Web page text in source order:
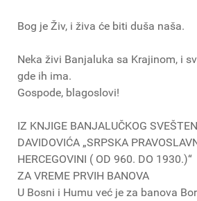
Bog je Živ, i živa će biti duša naša.
Neka živi Banjaluka sa Krajinom, i
gde ih ima.
Gospode, blagoslovi!
IZ KNJIGE BANJALUČKOG
DAVIDOVIĆA „SRPSKA
HERCEGOVINI ( OD 960. DO 1930.)“
ZA VREME PRVIH BANOVA
U Bosni i Humu već je za banova